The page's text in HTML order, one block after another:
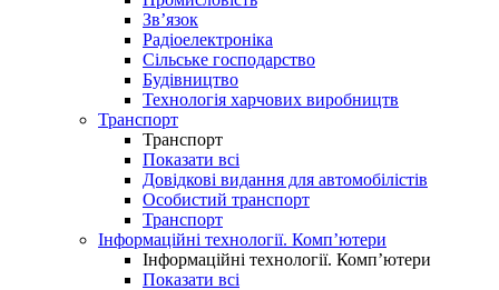
Зв’язок
Радіоелектроніка
Сільське господарство
Будівництво
Технологія харчових виробництв
Транспорт
Транспорт
Показати всі
Довідкові видання для автомобілістів
Особистий транспорт
Транспорт
Інформаційні технології. Комп’ютери
Інформаційні технології. Комп’ютери
Показати всі